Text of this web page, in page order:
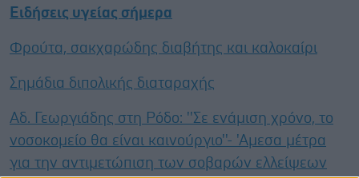
Ειδήσεις υγείας σήμερα
Φρούτα, σακχαρώδης διαβήτης και καλοκαίρι
Σημάδια διπολικής διαταραχής
Αδ. Γεωργιάδης στη Ρόδο: ''Σε ενάμιση χρόνο, το
νοσοκομείο θα είναι καινούργιο''- 'Αμεσα μέτρα
για την αντιμετώπιση των σοβαρών ελλείψεων